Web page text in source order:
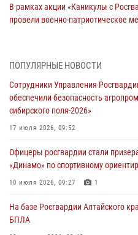
В рамках акции «Каникулы с
провели военно-патриотическое
акции «Коробка храбрости»
Сотрудники Росгвардии провели
03 июля 2026, 04:03
Управление Росгвардии по
02 июля 2026, 00:55
ПОПУЛЯРНЫЕ НОВОСТИ
Сотрудники Управления
обеспечили безопасность
сибирского поля-2026»
17 июля 2026, 09:52
Офицеры росгвардии стали
«Динамо» по спортивному
10 июля 2026, 09:27 1
На базе Росгвардии Алтайского
БПЛА